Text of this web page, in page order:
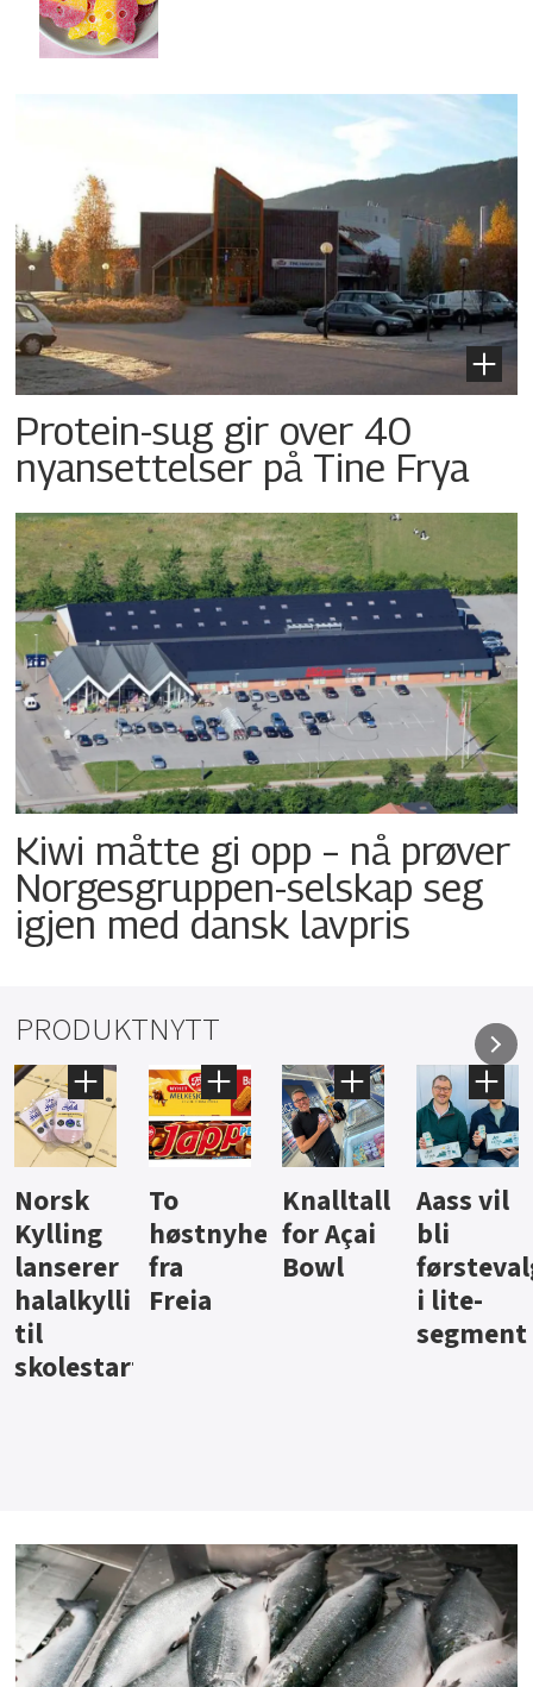
Protein-sug gir over 40
nyansettelser på Tine Frya
Kiwi måtte gi opp – nå prøver
Norgesgruppen-selskap seg
igjen med dansk lavpris
PRODUKTNYTT
Knalltall
for Açai
Bowl
Aass vil
bli
førstevalg
i lite-
Brus og
jus fra
Berentsen
Hard
iste fra
Hansa